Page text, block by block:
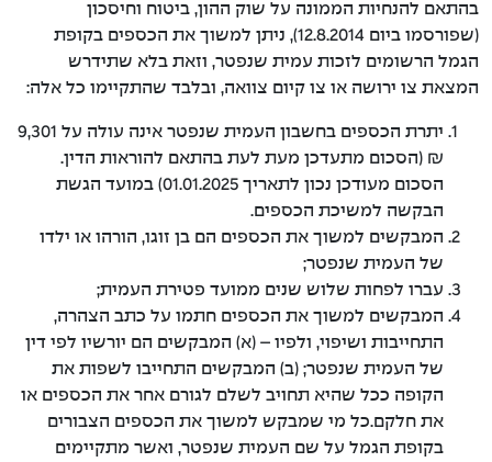
מדיניות תגמול מנהלי השקעות
תקנון הקופה
חקלאים קרן פנסיה
בהתאם להנחיות הממונה על שוק ההון, ביטוח וחיסכון
(שפורסמו ביום 12.8.2014), ניתן למשוך את הכספים בקופת
הגמל הרשומים לזכות עמית שנפטר, וזאת בלא שתידרש
המצאת צו ירושה או צו קיום צוואה, ובלבד שהתקיימו כל אלה:
יתרת הכספים בחשבון העמית שנפטר אינה עולה על 9,301
₪ (הסכום מתעדכן מעת לעת בהתאם להוראות הדין.
הסכום מעודכן נכון לתאריך 01.01.2025) במועד הגשת
הבקשה למשיכת הכספים.
המבקשים למשוך את הכספים הם בן זוגו, הורהו או ילדו
של העמית שנפטר;
עברו לפחות שלוש שנים ממועד פטירת העמית;
המבקשים למשוך את הכספים חתמו על כתב הצהרה,
התחייבות ושיפוי, ולפיו – (א) המבקשים הם יורשיו לפי דין
של העמית שנפטר; (ב) המבקשים התחייבו לשפות את
הקופה ככל שהיא תחויב לשלם לגורם אחר את הכספים או
את חלקם.כל מי שמבקש למשוך את הכספים הצבורים
בקופת הגמל על שם העמית שנפטר, ואשר מתקיימים